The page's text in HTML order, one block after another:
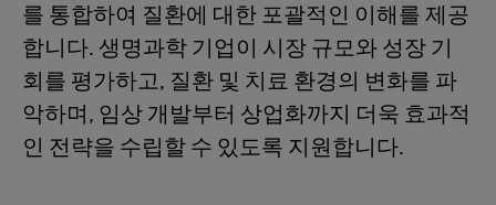
를 통합하여 질환에 대한 포괄적인 이해를 제공
합니다. 생명과학 기업이 시장 규모와 성장 기
회를 평가하고, 질환 및 치료 환경의 변화를 파
악하며, 임상 개발부터 상업화까지 더욱 효과적
인 전략을 수립할 수 있도록 지원합니다.